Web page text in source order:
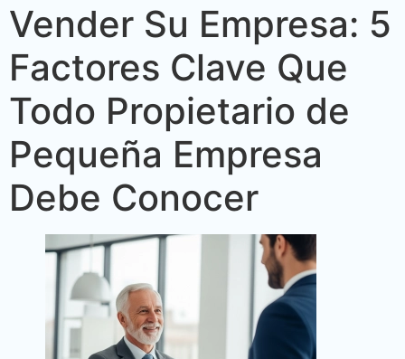
Vender Su Empresa: 5
Factores Clave Que
Todo Propietario de
Pequeña Empresa
Debe Conocer